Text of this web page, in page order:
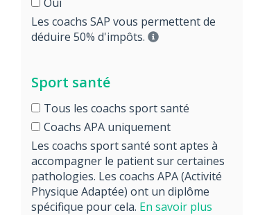
Les coachs SAP vous permettent de
déduire 50% d'impôts.
Sport santé
Tous les coachs sport santé
Coachs APA uniquement
Les coachs sport santé sont aptes à
accompagner le patient sur certaines
pathologies. Les coachs APA (Activité
Physique Adaptée) ont un diplôme
spécifique pour cela. En savoir plus